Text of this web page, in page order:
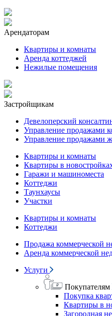
Арендаторам
Квартиры и комнаты
Аренда коттеджей
Нежилые помещения
Застройщикам
Девелоперский
Управление продажами
Управление продажами
Квартиры и комнаты
Квартиры в
Гаражи и машиноместа
Коттеджи
Таунхаусы
Участки
Квартиры и комнаты
Коттеджи
Продажа коммерческой
Аренда коммерческой
Услуги
Покупателям
Покупка
Квартиры в
Загородная